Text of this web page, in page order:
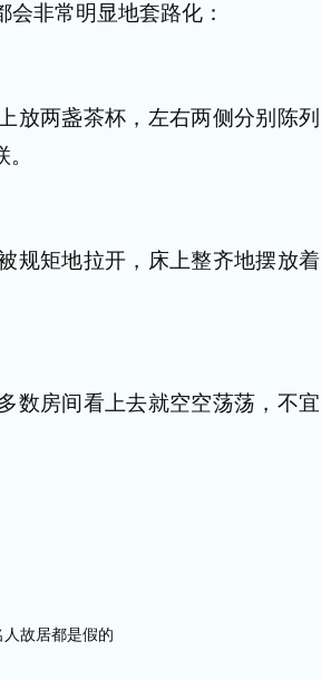
非常明显地套路化：
两盏茶杯，左右两侧分别陈列
矩地拉开，床上整齐地摆放着
房间看上去就空空荡荡，不宜